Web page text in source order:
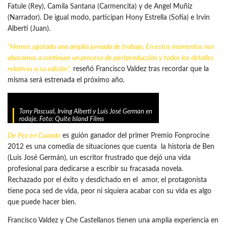
Fatule (Rey), Camila Santana (Carmencita) y de Angel Muñiz
(Narrador). De igual modo, participan Hony Estrella (Sofía) e Irvin
Alberti (Juan).
“Hemos agotado una amplia jornada de trabajo. En estos momentos nos
abocamos a continuar un proceso de postproducción y todos los detalles
relativos a su edición”, reseñó Francisco Valdez tras recordar que la
misma será estrenada el próximo año.
Tony Pascual, Irving Alberti y Luís José German en
rodaje. Foto: Quite Island Films
De Pez en Cuando es guión ganador del primer Premio Fonprocine
2012 es una comedia de situaciones que cuenta la historia de Ben
(Luis José Germán), un escritor frustrado que dejó una vida
profesional para dedicarse a escribir su fracasada novela.
Rechazado por el éxito y desdichado en el amor, el protagonista
tiene poca sed de vida, peor ni siquiera acabar con su vida es algo
que puede hacer bien.
Francisco Valdez y Che Castellanos tienen una amplia experiencia en